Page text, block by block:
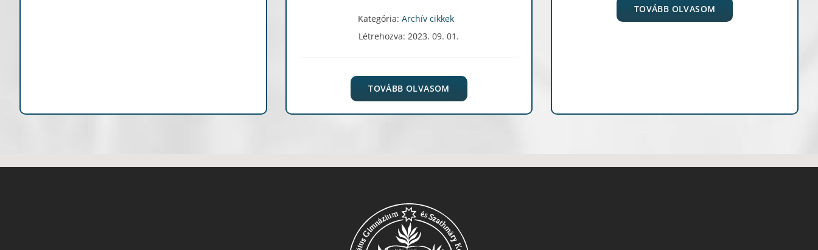
Kategória: Archív cikkek
Létrehozva: 2023. 09. 01.
TOVÁBB OLVASOM
TOVÁBB OLVASOM